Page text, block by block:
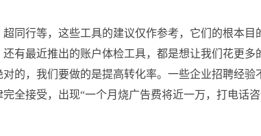
同行等，这些工具的建议仅作参考，它们的根本目
有最近推出的账户体检工具，都是想让我们花更多
的，我们要做的是提高转化率。一些企业招聘经验
全接受，出现“一个月烧广告费将近一万，打电话